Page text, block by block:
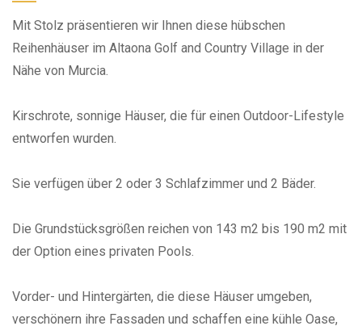
Mit Stolz präsentieren wir Ihnen diese hübschen
Reihenhäuser im Altaona Golf and Country Village in der
Nähe von Murcia.
Kirschrote, sonnige Häuser, die für einen Outdoor-Lifestyle
entworfen wurden.
Sie verfügen über 2 oder 3 Schlafzimmer und 2 Bäder.
Die Grundstücksgrößen reichen von 143 m2 bis 190 m2 mit
der Option eines privaten Pools.
Vorder- und Hintergärten, die diese Häuser umgeben,
verschönern ihre Fassaden und schaffen eine kühle Oase,